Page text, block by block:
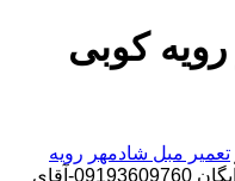
کوبی
تعمیر مبل شادمهر رویه
30 در صد تخفیف بیمه رایگان 09193609760-آقای